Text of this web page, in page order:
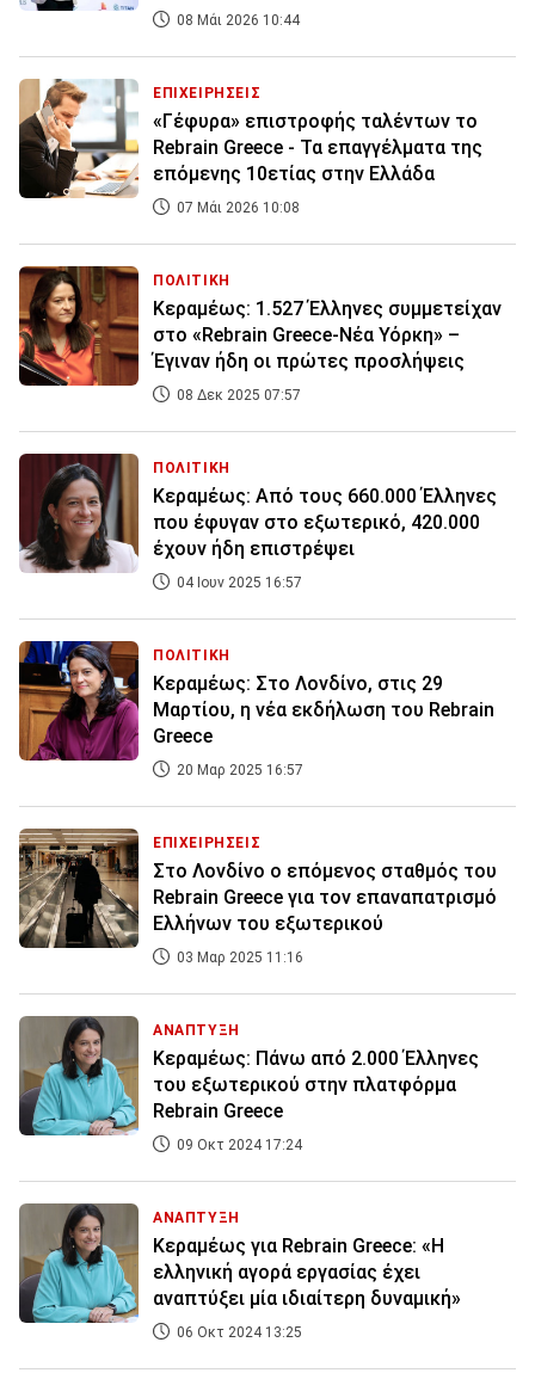
08 Μάι 2026 10:44
ΕΠΙΧΕΙΡΗΣΕΙΣ
«Γέφυρα» επιστροφής ταλέντων το
Rebrain Greece - Τα επαγγέλματα της
επόμενης 10ετίας στην Ελλάδα
07 Μάι 2026 10:08
ΠΟΛΙΤΙΚΗ
Κεραμέως: 1.527 Έλληνες συμμετείχαν
στο «Rebrain Greece-Νέα Υόρκη» –
Έγιναν ήδη οι πρώτες προσλήψεις
08 Δεκ 2025 07:57
ΠΟΛΙΤΙΚΗ
Κεραμέως: Από τους 660.000 Έλληνες
που έφυγαν στο εξωτερικό, 420.000
έχουν ήδη επιστρέψει
04 Ιουν 2025 16:57
ΠΟΛΙΤΙΚΗ
Κεραμέως: Στο Λονδίνο, στις 29
Μαρτίου, η νέα εκδήλωση του Rebrain
Greece
20 Μαρ 2025 16:57
ΕΠΙΧΕΙΡΗΣΕΙΣ
Στο Λονδίνο ο επόμενος σταθμός του
Rebrain Greece για τον επαναπατρισμό
Ελλήνων του εξωτερικού
03 Μαρ 2025 11:16
ΑΝΑΠΤΥΞΗ
Κεραμέως: Πάνω από 2.000 Έλληνες
του εξωτερικού στην πλατφόρμα
Rebrain Greece
09 Οκτ 2024 17:24
ΑΝΑΠΤΥΞΗ
Κεραμέως για Rebrain Greece: «Η
ελληνική αγορά εργασίας έχει
αναπτύξει μία ιδιαίτερη δυναμική»
06 Οκτ 2024 13:25